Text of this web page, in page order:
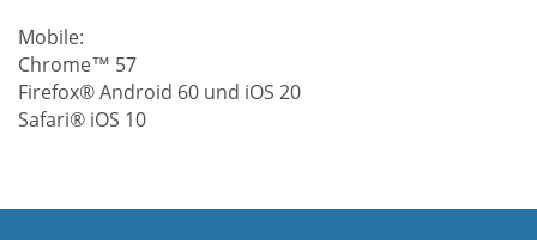
Mobile:
Chrome™ 57
Firefox® Android 60 und iOS 20
Safari® iOS 10